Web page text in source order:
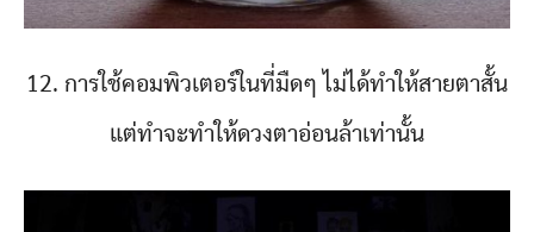
12. การใช้คอมพิวเตอร์ในที่มืดๆ ไม่ได้ทำให้สายตาสั้น
แต่ทำจะทำให้ดวงตาอ่อนล้าเท่านั้น